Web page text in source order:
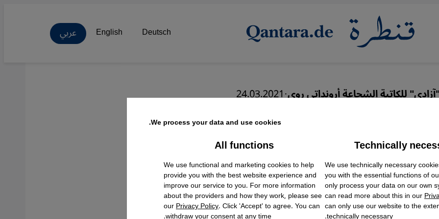
Deutsch
English عربي
للكاتبة الشجاعة أرونداتي روي·
24.03.2021
مودي يدفع الهند إلى حافة
English عربي
We process your data and use cookies.
Technically
We use technically necessary
you with the essential functions of
only process your data on our own
can read more about this in our
can only use our website to the
All functions
We use functional and marketing cookies to help
provide you with the best website experience and
improve our service to you. For more information
about the providers and how they work, please see
ourPrivacy Policy. Click 'Accept' to agree. You can
Facebook Embed / Facebook Connect
Twitter Embed
Instagram Embed
Youtube Embed
Google Maps Embed